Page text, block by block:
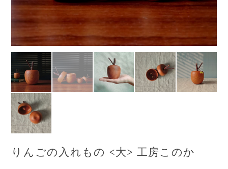
りんごの入れもの <大> 工房このか